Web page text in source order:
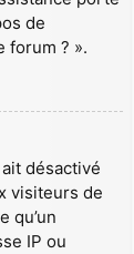
de
forum ? ».
désactivé
visiteurs de
qu’un
IP ou